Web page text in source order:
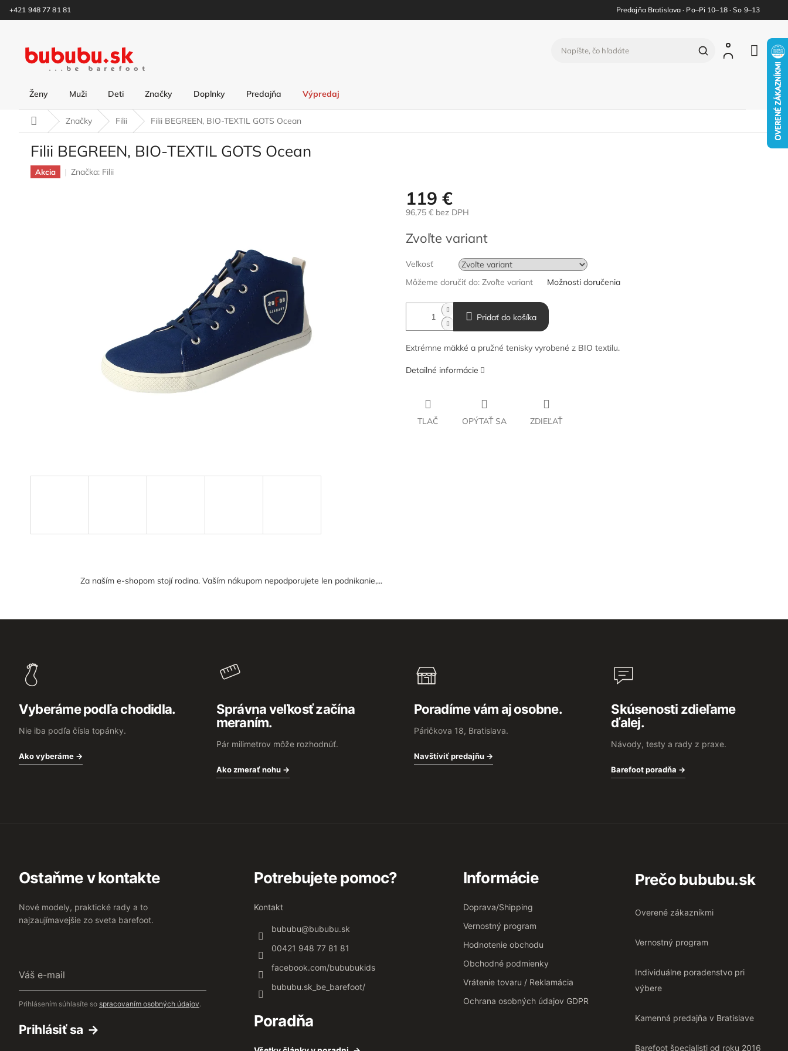
Prejsť+421 948 77 81 81 Predajňa Bratislava · Po–Pi 10–18 · So 9–13
Ženy Muži Deti Značky Doplnky Predajňa Výpredaj
DomovZnačky Filii Filii BEGREEN, BIO-TEXTIL GOTS Ocean
Filii BEGREEN, BIO-TEXTIL GOTS Ocean
Akcia Značka: Filii
119 €
96,75 € bez DPH
cena:
Zvoľte variant
Veľkosť
Môžeme doručiť do: Zvoľte variant Možnosti doručenia
Pridať do košíka
Extrémne mäkké a pružné tenisky vyrobené z BIO textilu.
Detailné informácie
TLAČ OPÝTAŤ SA ZDIEĽAŤ
Za naším e-shopom stojí rodina. Vaším nákupom nepodporujete len podnikanie,...
Vyberáme podľa chodidla.
Nie iba podľa čísla topánky.
Ako vyberáme →
Správna veľkosť začína
meraním.
Pár milimetrov môže rozhodnúť.
Ako zmerať nohu →
Poradíme vám aj osobne.
Páričkova 18, Bratislava.
Navštíviť predajňu →
Skúsenosti zdieľame
ďalej.
Návody, testy a rady z praxe.
Barefoot poradňa →
Ostaňme v kontakte
Nové modely, praktické rady a to
najzaujímavejšie zo sveta barefoot.
e-
Prihlásením súhlasíte so spracovaním osobných údajov.
Prihlásiť sa
Potrebujete pomoc?
Kontakt
bububu@bububu.sk
00421 948 77 81 81
facebook.com/bububukids
bububu.sk_be_barefoot/
Poradňa
Informácie
Doprava/Shipping
Vernostný program
Hodnotenie obchodu
Obchodné podmienky
Vrátenie tovaru / Reklamácia
Ochrana osobných údajov GDPR
Prečo bububu.sk
Overené zákazníkmi
Vernostný program
Individuálne poradenstvo pri
výbere
Kamenná predajňa v Bratislave
Barefoot špecialisti od roku 2016